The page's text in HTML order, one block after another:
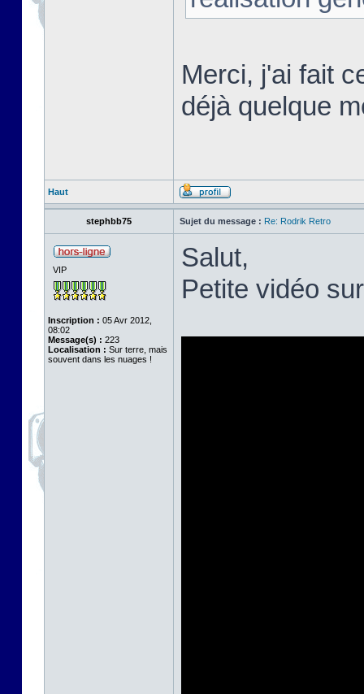
Merci, j'ai fait
déjà quelque
Haut
stephbb75 Sujet du message : Re: Rodrik Retro
VIP
Inscription : 05 Avr 2012,
08:02
Message(s) : 223
Localisation : Sur terre, mais
souvent dans les nuages !
Salut,
Petite vidéo